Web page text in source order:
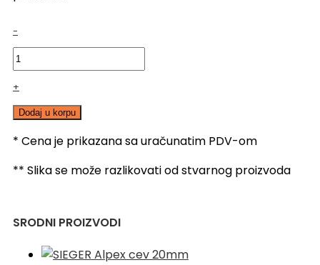
Alpex
cev
količina
-
+
Dodaj u korpu
* Cena je prikazana sa uračunatim PDV-om
** Slika se može razlikovati od stvarnog proizvoda
SRODNI PROIZVODI